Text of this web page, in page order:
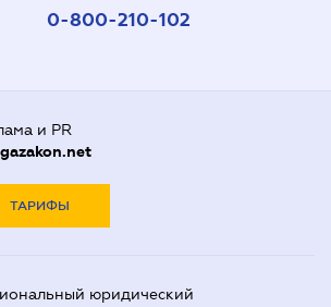
0-800-210-102
и PR
ТАРИФЫ
юридический